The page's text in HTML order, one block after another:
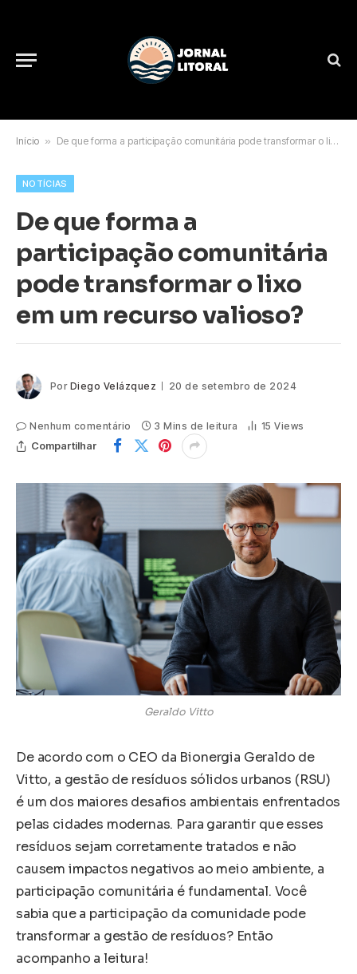
Início » De que forma a participação comunitária pode transformar o lixo em um recurso valioso?
NOTÍCIAS
De que forma a
participação comunitária
pode transformar o lixo
em um recurso valioso?
Por Diego Velázquez 20 de setembro de 2024
Nenhum comentário 3 Mins de leitura 15Views
Compartilhar
Geraldo Vitto
De acordo com o CEO da Bionergia Geraldo de
Vitto, a gestão de resíduos sólidos urbanos (RSU)
é um dos maiores desafios ambientais enfrentados
pelas cidades modernas. Para garantir que esses
resíduos sejam corretamente tratados e não
causem impactos negativos ao meio ambiente, a
participação comunitária é fundamental. Você
sabia que a participação da comunidade pode
transformar a gestão de resíduos? Então
acompanho a leitura!